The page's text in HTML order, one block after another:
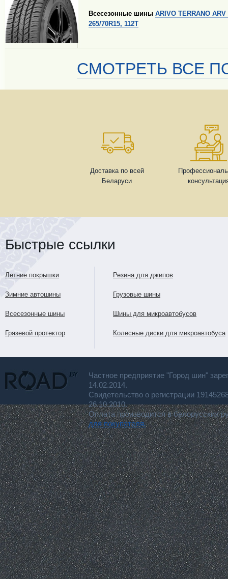
Всесезонные шины ARIVO TERRANO ARV
265/70R15, 112T
СМОТРЕТЬ ВСЕ
Доставка по всей
Беларуси
Быстрые ссылки
Летние покрышки
Зимние автошины
Всесезонные шины
Грязевой протектор
Резина для джипов
Грузовые шины
Шины для микроавтобусов
Колесные диски для микроавтобуса
Частное предприятие "Город шин"
14.02.2014.
Свидетельство о регистрации
26.10.2010.
Оплата производится в белорусских
для покупателя.